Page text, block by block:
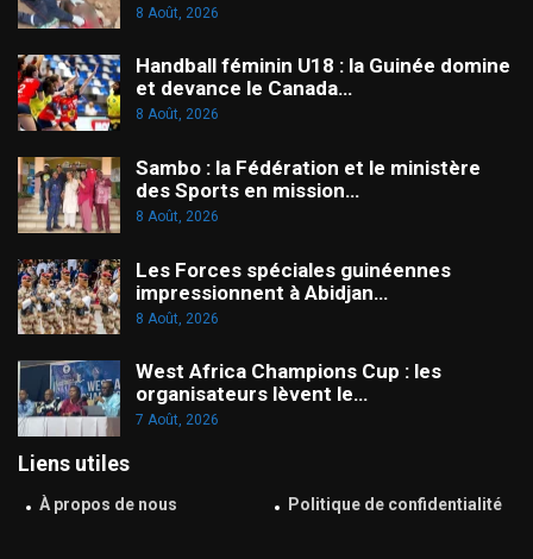
8 Août, 2026
Handball féminin U18 : la Guinée domine
et devance le Canada…
8 Août, 2026
Sambo : la Fédération et le ministère
des Sports en mission…
8 Août, 2026
Les Forces spéciales guinéennes
impressionnent à Abidjan…
8 Août, 2026
West Africa Champions Cup : les
organisateurs lèvent le…
7 Août, 2026
Liens utiles
À propos de nous Politique de confidentialité